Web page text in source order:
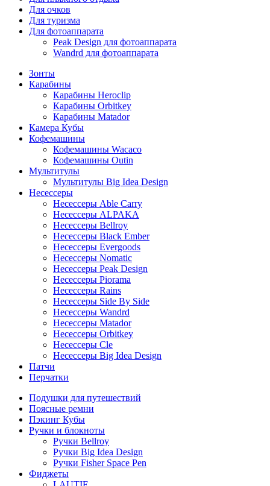
Для очков
Для туризма
Для фотоаппарата
Peak Design для фотоаппарата
Wandrd для фотоаппарата
Зонты
Карабины
Карабины Heroclip
Карабины Orbitkey
Карабины Matador
Камера Кубы
Кофемашины
Кофемашины Wacaco
Кофемашины Outin
Мультитулы
Мультитулы Big Idea Design
Несессеры
Несессеры Able Carry
Несессеры ALPAKA
Несессеры Bellroy
Несессеры Black Ember
Несессеры Evergoods
Несессеры Nomatic
Несессеры Peak Design
Несессеры Piorama
Несессеры Rains
Несессеры Side By Side
Несессеры Wandrd
Несессеры Matador
Несессеры Orbitkey
Несессеры Cle
Несессеры Big Idea Design
Патчи
Перчатки
Подушки для путешествий
Поясные ремни
Пэкинг Кубы
Ручки и блокноты
Ручки Bellroy
Ручки Big Idea Design
Ручки Fisher Space Pen
Фиджеты